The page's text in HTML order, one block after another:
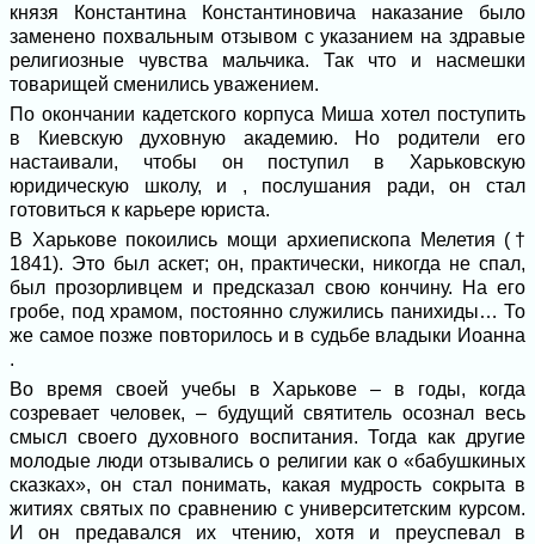
князя Константина Константиновича наказание было
заменено похвальным отзывом с указанием на здравые
религиозные чувства мальчика. Так что и насмешки
товарищей сменились уважением.
По окончании кадетского корпуса Миша хотел поступить
в Киевскую духовную академию. Но родители его
настаивали, чтобы он поступил в Харьковскую
юридическую школу, и , послушания ради, он стал
готовиться к карьере юриста.
В Харькове покоились мощи архиепископа Мелетия (†
1841). Это был аскет; он, практически, никогда не спал,
был прозорливцем и предсказал свою кончину. На его
гробе, под храмом, постоянно служились панихиды… То
же самое позже повторилось и в судьбе владыки Иоанна
.
Во время своей учебы в Харькове – в годы, когда
созревает человек, – будущий святитель осознал весь
смысл своего духовного воспитания. Тогда как другие
молодые люди отзывались о религии как о «бабушкиных
сказках», он стал понимать, какая мудрость сокрыта в
житиях святых по сравнению с университетским курсом.
И он предавался их чтению, хотя и преуспевал в